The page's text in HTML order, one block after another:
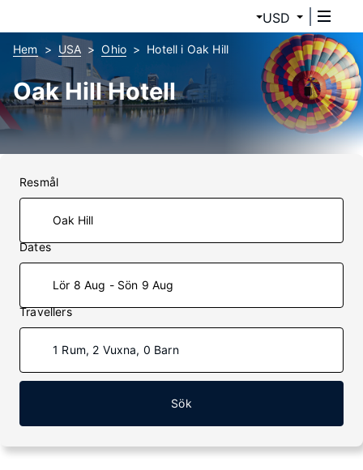
USD
Hem USA Ohio Hotell i Oak Hill
Oak Hill Hotell
Resmål
Dates
Lör 8 Aug - Sön 9 Aug
Travellers
1 Rum, 2 Vuxna, 0 Barn
Sök